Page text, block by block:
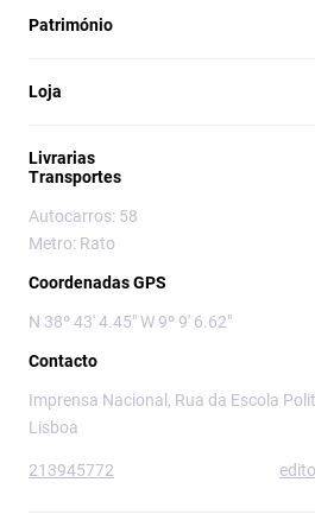
Património
Loja
Livrarias
Transportes
Autocarros: 58
Metro: Rato
Coordenadas GPS
N 38º 43' 4.45" W 9º 9' 6.62"
Contacto
Imprensa Nacional, Rua da Escola
Lisboa
213945772